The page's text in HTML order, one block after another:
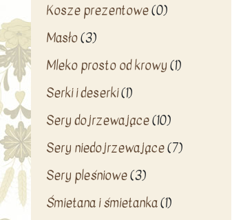
Kosze prezentowe(0)
Masło(3)
Mleko prosto od krowy(1)
Serki i deserki(1)
Sery dojrzewające(10)
Sery niedojrzewające(7)
Sery pleśniowe(3)
Śmietana i śmietanka(1)